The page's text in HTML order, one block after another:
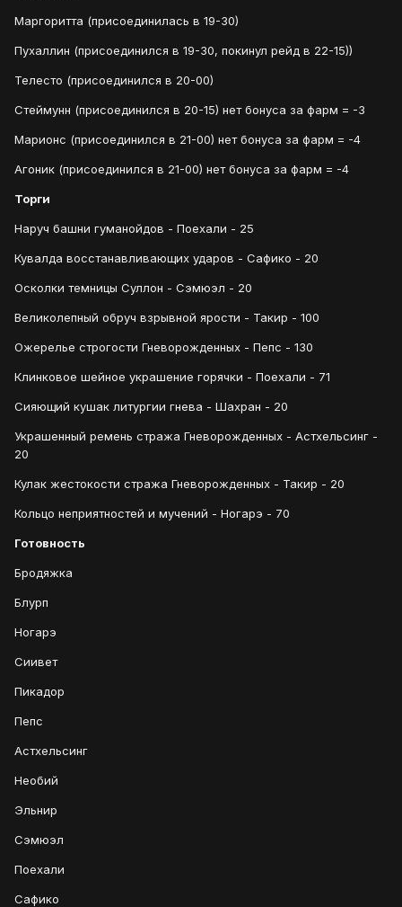
Маргоритта (присоединилась в 19-30)
Пухаллин (присоединился в 19-30, покинул рейд в 22-15))
Телесто (присоединился в 20-00)
Стеймунн (присоединился в 20-15) нет бонуса за фарм = -3
Марионс (присоединился в 21-00) нет бонуса за фарм = -4
Агоник (присоединился в 21-00) нет бонуса за фарм = -4
Торги
Наруч башни гуманойдов - Поехали - 25
Кувалда восстанавливающих ударов - Сафико - 20
Осколки темницы Суллон - Сэмюэл - 20
Великолепный обруч взрывной ярости - Такир - 100
Ожерелье строгости Гневорожденных - Пепс - 130
Клинковое шейное украшение горячки - Поехали - 71
Сияющий кушак литургии гнева - Шахран - 20
Украшенный ремень стража Гневорожденных - Астхельсинг -
20
Кулак жестокости стража Гневорожденных - Такир - 20
Кольцо неприятностей и мучений - Ногарэ - 70
Готовность
Бродяжка
Блурп
Ногарэ
Сиивет
Пикадор
Пепс
Астхельсинг
Необий
Эльнир
Сэмюэл
Поехали
Сафико